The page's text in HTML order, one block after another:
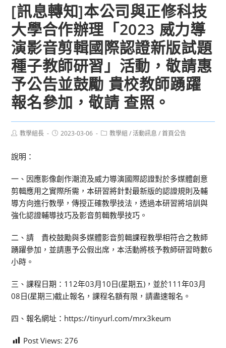
[訊息轉知]本公司與正修科技
大學合作辦理「2023 威力導
演影音剪輯國際認證新版試題
種子教師研習」活動，敬請惠
予公告並鼓勵 貴校教師踴躍
報名參加，敬請 查照。
Post教學組長
Post2023-03-06
Post教學組 / 活動訊息 / 首頁公告
說明：
一、因應影像創作潮流及威力導演國際認證對於多媒體創意
剪輯應用之實際所需，本研習將針對最新版的認證規則及輔
導方向進行教學，傳授正確教學技法，透過本研習將培訓與
強化認證輔導技巧及影音剪輯教學技巧。
二、請 貴校鼓勵與多媒體影音剪輯課程教學相符合之教師
踴躍參加，並請惠予公假出席，本活動將核予教師研習時數6
小時。
三、課程日期：112年03月10日(星期五)，並於111年03月
08日(星期三)截止報名，課程名額有限，請盡速報名。
四、報名網址：https://tinyurl.com/mrx3keum
Post Views: 276